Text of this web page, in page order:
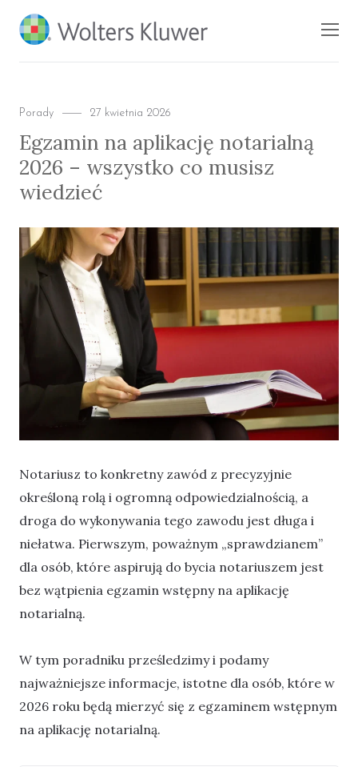
BLOG KSIĘGARNI
PROFINFO.PL
Categories
Porady
Posted
27 kwietnia 2026
Egzamin na aplikację notarialną
2026 – wszystko co musisz
wiedzieć
Notariusz to konkretny zawód z precyzyjnie
określoną rolą i ogromną odpowiedzialnością, a
droga do wykonywania tego zawodu jest długa i
niełatwa. Pierwszym, poważnym „sprawdzianem”
dla osób, które aspirują do bycia notariuszem jest
bez wątpienia egzamin wstępny na aplikację
notarialną.
W tym poradniku prześledzimy i podamy
najważniejsze informacje, istotne dla osób, które w
2026 roku będą mierzyć się z egzaminem wstępnym
na aplikację notarialną.